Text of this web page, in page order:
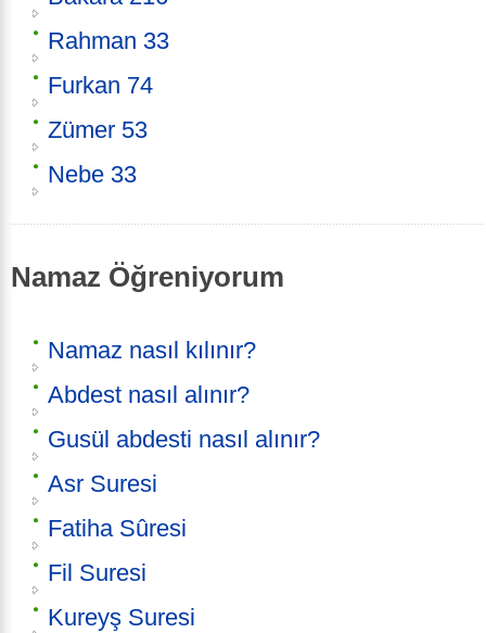
Rahman 33
Furkan 74
Zümer 53
Nebe 33
Namaz Öğreniyorum
Namaz nasıl kılınır?
Abdest nasıl alınır?
Gusül abdesti nasıl alınır?
Asr Suresi
Fatiha Sûresi
Fil Suresi
Kureyş Suresi